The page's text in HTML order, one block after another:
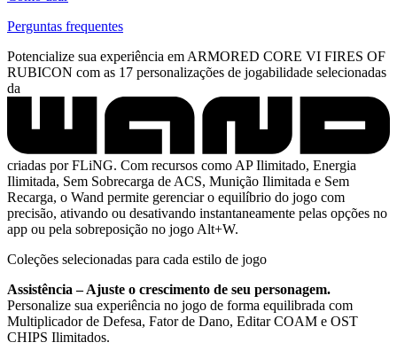
Perguntas frequentes
Potencialize sua experiência em ARMORED CORE VI FIRES OF
RUBICON com as 17 personalizações de jogabilidade selecionadas
da
criadas por FLiNG. Com recursos como AP Ilimitado, Energia
Ilimitada, Sem Sobrecarga de ACS, Munição Ilimitada e Sem
Recarga, o Wand permite gerenciar o equilíbrio do jogo com
precisão, ativando ou desativando instantaneamente pelas opções no
app ou pela sobreposição no jogo Alt+W.
Coleções selecionadas para cada estilo de jogo
Assistência – Ajuste o crescimento de seu personagem.
Personalize sua experiência no jogo de forma equilibrada com
Multiplicador de Defesa, Fator de Dano, Editar COAM e OST
CHIPS Ilimitados.